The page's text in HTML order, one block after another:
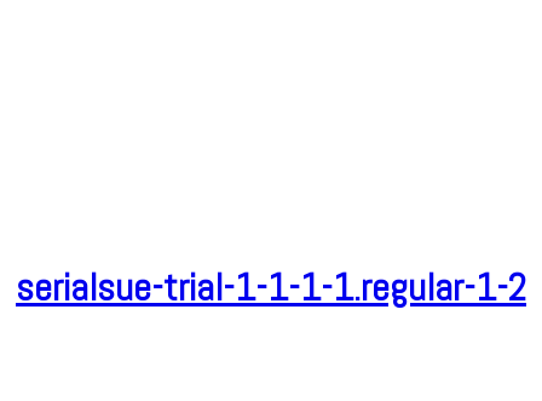
serialsue-trial-1-1-1-1.regular-1-2